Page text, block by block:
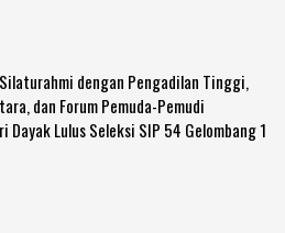
dengan Pengadilan Tinggi,
dan Forum Pemuda-Pemudi
Lulus Seleksi SIP 54 Gelombang 1